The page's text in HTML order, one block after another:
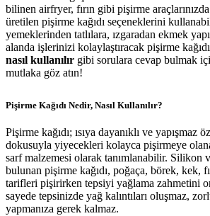
bilinen airfryer, fırın gibi pişirme
üretilen pişirme kağıdı seçeneklerini
yemeklerinden tatlılara, ızgaradan ekmek
alanda işlerinizi kolaylaştıracak pişirme
nasıl kullanılır gibi sorulara cevap bulmak
mutlaka göz atın!
Pişirme Kağıdı Nedir, Nasıl Kullanılır?
Pişirme kağıdı; ısıya dayanıklı ve yapışmaz
dokusuyla yiyecekleri kolayca pişirmeye
sarf malzemesi olarak tanımlanabilir. Silikon
bulunan pişirme kağıdı, poğaça, börek, kek,
tarifleri pişirirken tepsiyi yağlama zahmetini
sayede tepsinizde yağ kalıntıları oluşmaz,
yapmanıza gerek kalmaz.